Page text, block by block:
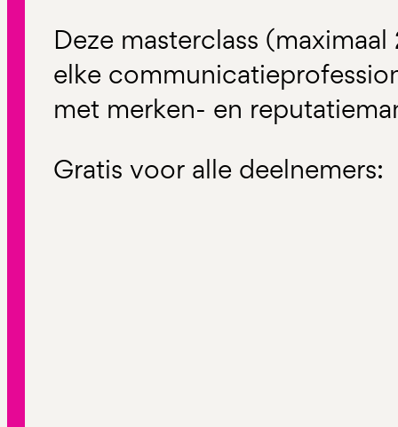
Deze masterclass
elke
met merken- en
Gratis voor alle deelnemers: